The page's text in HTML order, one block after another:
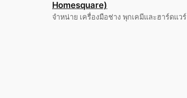
Homesquare)
จำหน่าย เครื่องมือช่าง พุกเคมีและฮาร์ดแวร์